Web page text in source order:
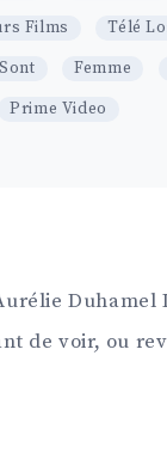
Films
Télé
Sont Femme
Prime Video
de voir, ou